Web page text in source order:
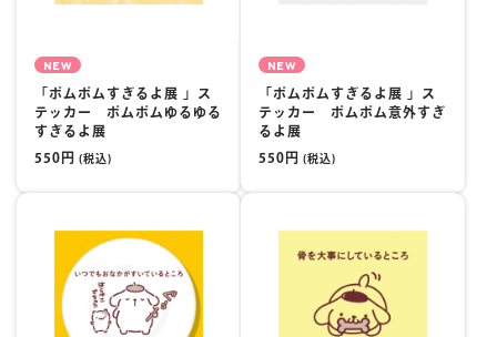
公式SNS／アプリ
NEW
「ポムポムすぎるよ展 」ス
テッカー ポムポムゆるゆる
すぎるよ展
550円 (税込)
NEW
「ポムポムすぎるよ展 」ス
テッカー ポムポム意外すぎ
るよ展
550円 (税込)